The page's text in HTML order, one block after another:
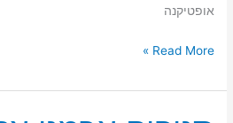
אופטיקנה
Read More »
סניפים